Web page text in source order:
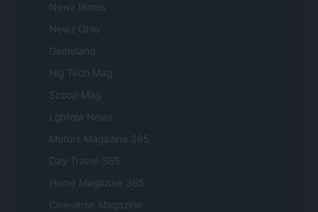
Newz Illinois
Newz Ohio
Gameland
Hig Tech Mag
Scoop Mag
Lgbtqia News
Motors Magazine 365
Day Travel 365
Home Magazine 365
Cineverse Magazine